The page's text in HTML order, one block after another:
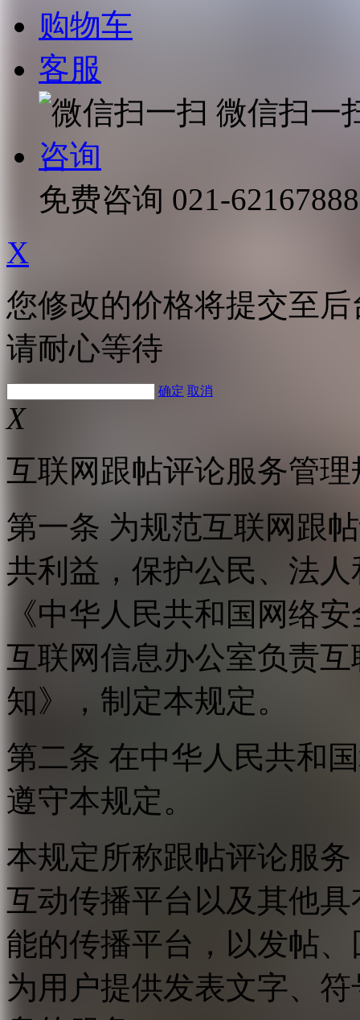
购物车
客服
微信扫一
咨询
免费咨询 021-62167888
X
您修改的价格将提交至
请耐心等待
确定 取消
X
互联网跟帖评论服务管理
第一条 为规范互联网跟
共利益，保护公民、法
《中华人民共和国网络
互联网信息办公室负责
知》，制定本规定。
第二条 在中华人民共和
遵守本规定。
本规定所称跟帖评论服
互动传播平台以及其他
能的传播平台，以发帖
为用户提供发表文字、